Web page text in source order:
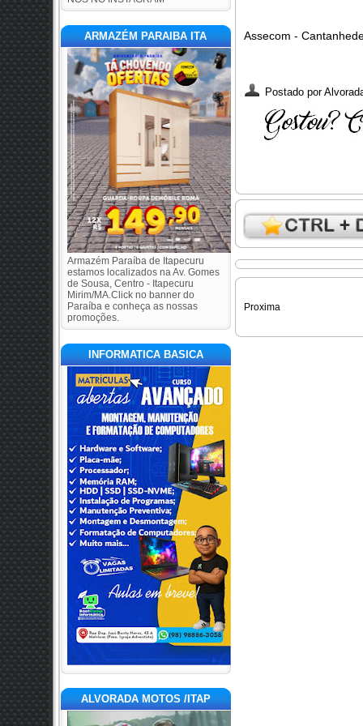
ARMAZÉM PARAIBA ITA
Armazém Paraíba de Itapecuru
estamos localizados na Av. Gomes
de Sousa, Centro - Itapecuru
Mirim/MA.Click no banner do
Paraíba e conheça as nossas
promoções.
INFORMATICA BASICA
ALVORADA MOTOS /ITAP
Assecom -
Postado por
Proxima